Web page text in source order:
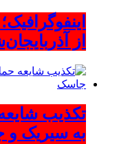
از
تکذیب
به سیریک